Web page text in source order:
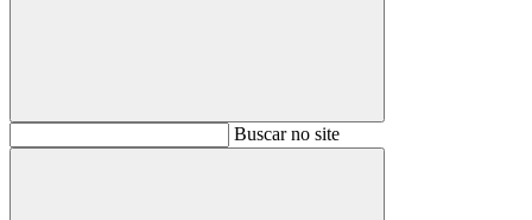
BuscarBuscar no site